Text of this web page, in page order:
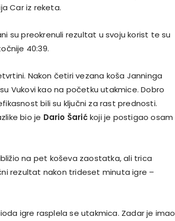
Car iz reketa.
su preokrenuli rezultat u svoju korist te su
40:39.
Nakon četiri vezana koša Janninga
Vukovi kao na početku utakmice. Dobro
bili su ključni za rast prednosti.
bio je Dario Šarićkoji je postigao osam
na pet koševa zaostatka, ali trica
rezultat nakon trideset minuta igre –
igre rasplela se utakmica. Zadar je imao